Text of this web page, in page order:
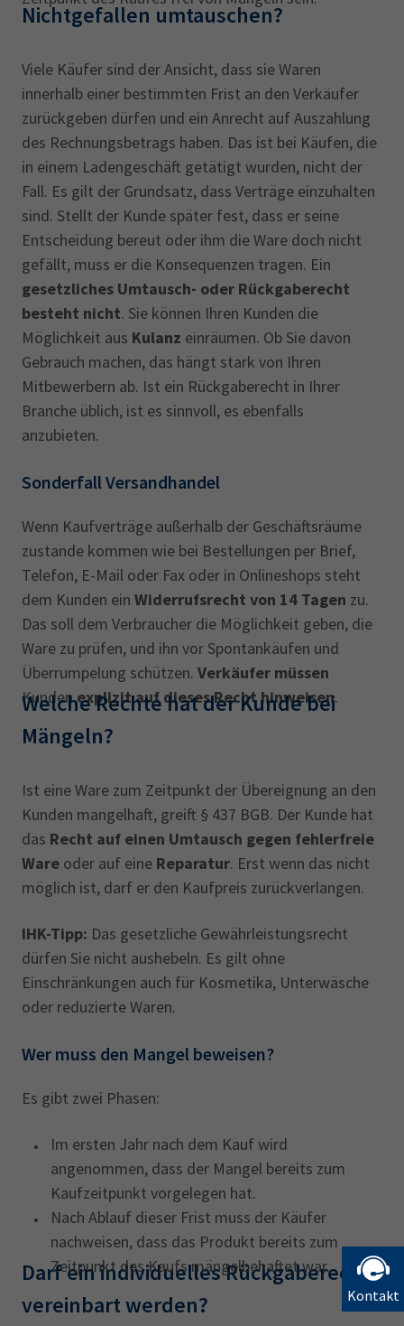
Kontakt
Nichtgefallen umtauschen?‎
Viele Käufer sind der Ansicht, dass sie Waren
innerhalb einer bestimmten Frist an den Verkäufer
zurückgeben dürfen und ein Anrecht auf Auszahlung
des Rechnungsbetrags haben. Das ist bei Käufen, die
in einem Ladengeschäft getätigt wurden, nicht der
Fall. Es gilt der Grundsatz, dass Verträge einzuhalten
sind. Stellt der Kunde später fest, dass er seine
Entscheidung bereut oder ihm die Ware doch nicht
gefällt, muss er die Konsequenzen tragen. Ein
gesetzliches Umtausch- oder Rückgaberecht
besteht nicht. Sie können Ihren Kunden die
Möglichkeit aus Kulanz einräumen. Ob Sie davon
Gebrauch machen, das hängt stark von Ihren
Mitbewerbern ab. Ist ein Rückgaberecht in Ihrer
Branche üblich, ist es sinnvoll, es ebenfalls
anzubieten.
Sonderfall Versandhandel
Wenn Kaufverträge außerhalb der Geschäftsräume
zustande kommen wie bei Bestellungen per Brief,
Telefon, E-Mail oder Fax oder in Onlineshops steht
dem Kunden ein Widerrufsrecht von 14 Tagen zu.
Das soll dem Verbraucher die Möglichkeit geben, die
Ware zu prüfen, und ihn vor Spontankäufen und
Überrumpelung schützen. Verkäufer müssen
Kundenexplizit auf dieses Recht hinweisen.
Welche Rechte hat der Kunde bei
Mängeln?‎
Ist eine Ware zum Zeitpunkt der Übereignung an den
Kunden mangelhaft, greift § 437 BGB. Der Kunde hat
das Recht auf einen Umtausch gegen fehlerfreie
Ware oder auf eine Reparatur. Erst wenn das nicht
möglich ist, darf er den Kaufpreis zurückverlangen.
IHK-Tipp: Das gesetzliche Gewährleistungsrecht
dürfen Sie nicht aushebeln. Es gilt ohne
Einschränkungen auch für Kosmetika, Unterwäsche
oder reduzierte Waren.
Wer muss den Mangel beweisen?
Es gibt zwei Phasen:
Im ersten Jahr nach dem Kauf wird
angenommen, dass der Mangel bereits zum
Kaufzeitpunkt vorgelegen hat.
Nach Ablauf dieser Frist muss der Käufer
nachweisen, dass das Produkt bereits zum
Zeitpunkt des Kaufs mängelbehaftet war.
Darf ein individuelles Rückgaberecht
vereinbart ‎werden?‎